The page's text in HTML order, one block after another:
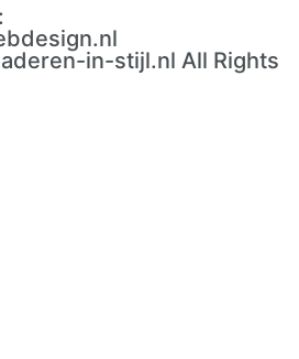
in-stijl.nl All Rights